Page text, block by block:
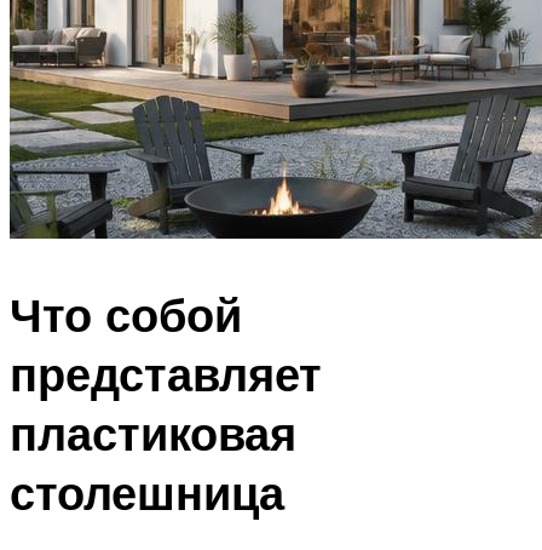
Что собой
представляет
пластиковая
столешница